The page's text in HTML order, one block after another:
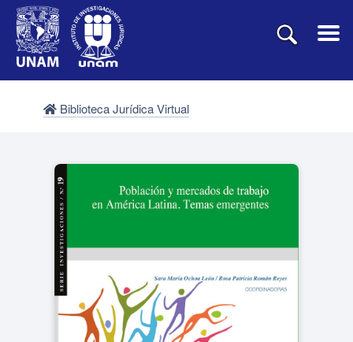
Biblioteca Jurídica Virtual